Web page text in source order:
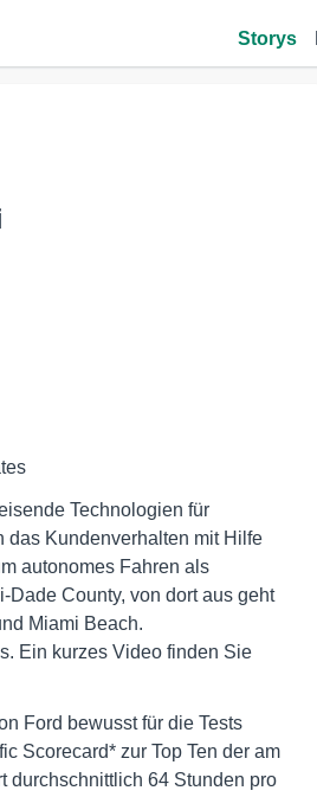
Storys
Technologien für
das Kundenverhalten mit Hilfe
autonomes Fahren als
Dade County, von dort aus geht
Miami Beach.
Ein kurzes Video finden Sie
Ford bewusst für die Tests
Scorecard* zur Top Ten der am
durchschnittlich 64 Stunden pro